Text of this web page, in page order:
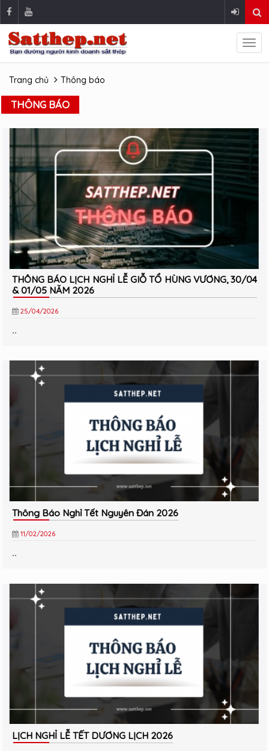
Trang chủ Thông báo
THÔNG BÁO
THÔNG BÁO LỊCH NGHỈ LỄ GIỖ TỔ HÙNG VƯƠNG, 30/04
& 01/05 NĂM 2026
25/04/2026
..
Thông Báo Nghỉ Tết Nguyên Đán 2026
11/02/2026
..
LỊCH NGHỈ LỄ TẾT DƯƠNG LỊCH 2026